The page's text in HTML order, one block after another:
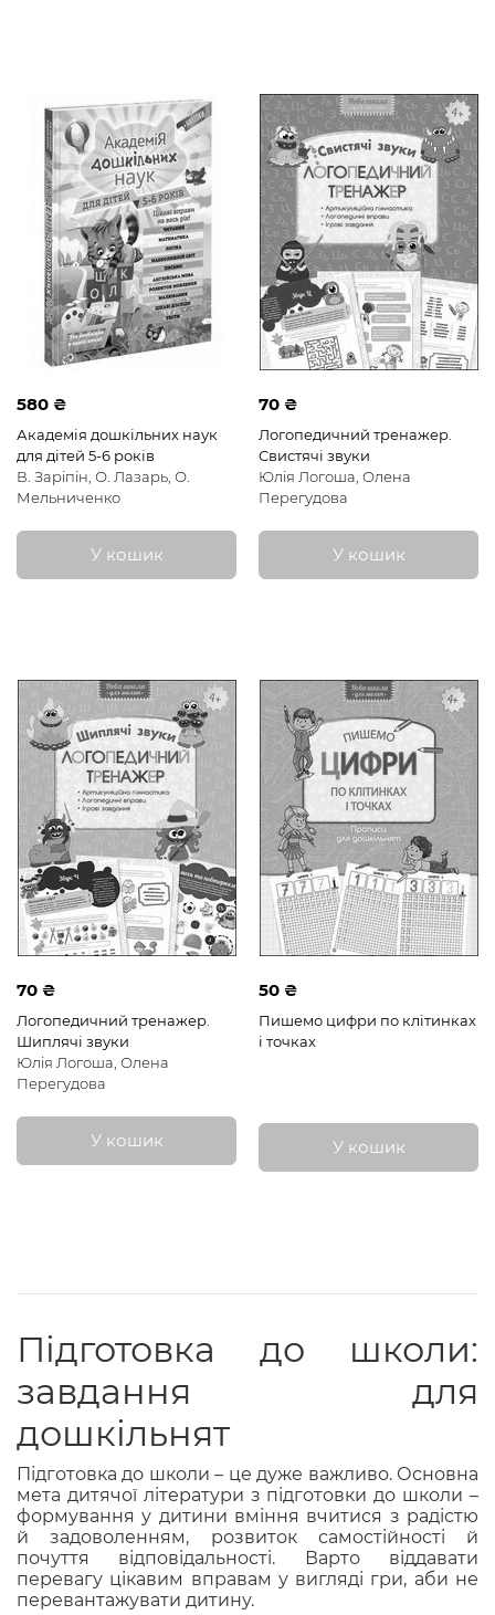
580 ₴
Академія дошкільних наук
для дітей 5-6 років
В. Заріпін, О. Лазарь, О.
Мельниченко
У кошик
70 ₴
Логопедичний тренажер.
Свистячі звуки
Юлія Логоша, Олена
Перегудова
У кошик
70 ₴
Логопедичний тренажер.
Шиплячі звуки
Юлія Логоша, Олена
Перегудова
У кошик
50 ₴
Пишемо цифри по клітинках
і точках
У кошик
Підготовка до школи:
завдання для
дошкільнят
Підготовка до школи – це дуже важливо. Основна
мета дитячої літератури з підготовки до школи –
формування у дитини вміння вчитися з радістю
й задоволенням, розвиток самостійності й
почуття відповідальності. Варто віддавати
перевагу цікавим вправам у вигляді гри, аби не
перевантажувати дитину.